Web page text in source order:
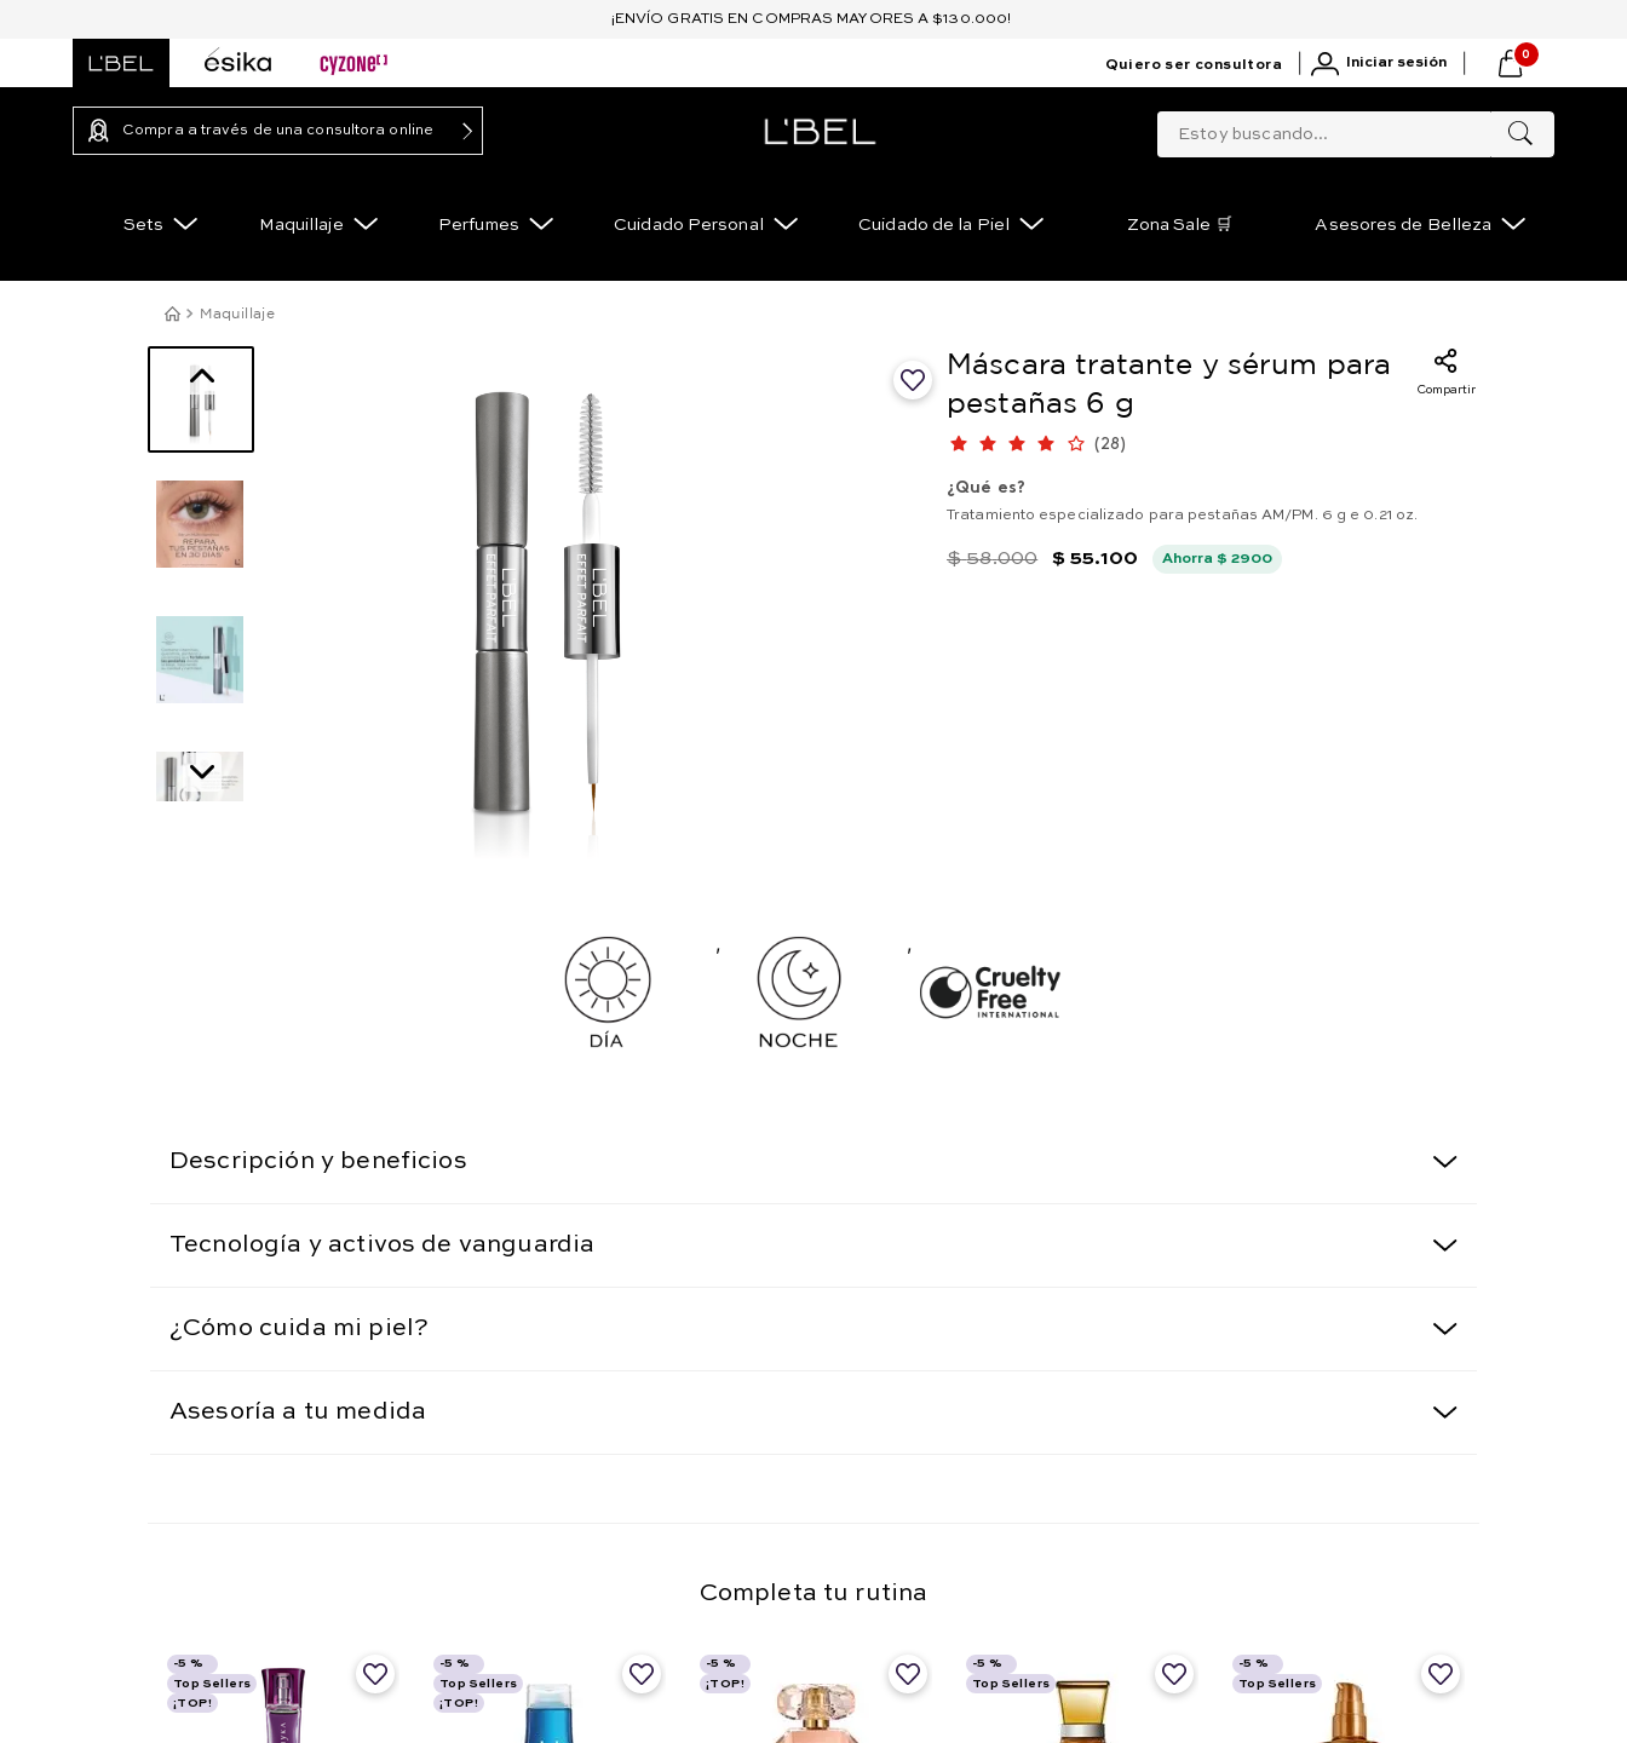
Quiero ser consultora Iniciar sesión
0
Compra a través de una consultora online
Estoy buscando...
Sets Maquillaje Perfumes Cuidado Personal Cuidado de la Piel Zona Sale 🛒 Asesores de Belleza
¡ENVÍO GRATIS EN COMPRAS MAYORES A $130.000!
Maquillaje
Máscara tratante y sérum para
pestañas 6 g
Compartir
(28)
¿Qué es?
Tratamiento especializado para pestañas AM/PM. 6 g e 0.21 oz.
$ 58.000 $ 55.100 Ahorra$ 2900
, ,
Descripción y beneficios
Tecnología y activos de vanguardia
¿Cómo cuida mi piel?
Asesoría a tu medida
Completa tu rutina
-5 %
Top Sellers
¡TOP!
-5 %
Top Sellers
¡TOP!
-5 %
¡TOP!
-5 %
Top Sellers
-5 %
Top Sellers